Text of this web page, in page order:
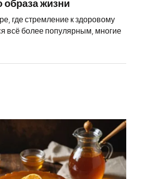
образа жизни
где стремление к здоровому
всё более популярным, многие
Быстрые и вкусные блюда на каждый